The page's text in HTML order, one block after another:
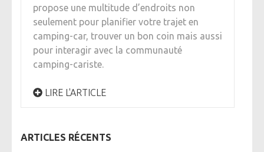
propose une multitude d’endroits non
seulement pour planifier votre trajet en
camping-car, trouver un bon coin mais aussi
pour interagir avec la communauté
camping-cariste.
LIRE L'ARTICLE
ARTICLES RÉCENTS